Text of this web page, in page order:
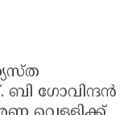
ബി ഗോവിന്ദൻ